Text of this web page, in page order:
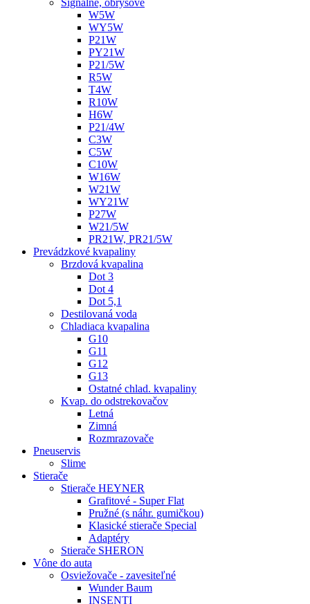
Signálne, obrysové
W5W
WY5W
P21W
PY21W
P21/5W
R5W
T4W
R10W
H6W
P21/4W
C3W
C5W
C10W
W16W
W21W
WY21W
P27W
W21/5W
PR21W, PR21/5W
Prevádzkové kvapaliny
Brzdová kvapalina
Dot 3
Dot 4
Dot 5,1
Destilovaná voda
Chladiaca kvapalina
G10
G11
G12
G13
Ostatné chlad. kvapaliny
Kvap. do odstrekovačov
Letná
Zimná
Rozmrazovače
Pneuservis
Slime
Stierače
Stierače HEYNER
Grafitové - Super Flat
Pružné (s náhr. gumičkou)
Klasické stierače Special
Adaptéry
Stierače SHERON
Vône do auta
Osviežovače - zavesiteľné
Wunder Baum
INSENTI